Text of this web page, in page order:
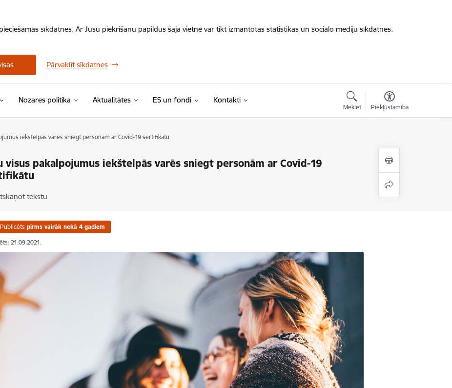
sīkdatnes. Ar Jūsu piekrišanu papildus šajā vietnē var tikt izmantotas statistikas un sociālo mediju sīkdatnes.
Pārvaldīt sīkdatnes
Nozares politika Aktualitātes ES un fondi Kontakti
Meklēt Piekļūstamība
iekštelpās varēs sniegt personām ar Covid-19 sertifikātu
visus pakalpojumus iekštelpās varēs sniegt personām ar Covid-19
tekstu
Publicēts pirms vairāk nekā 4 gadiem
21.09.2021.